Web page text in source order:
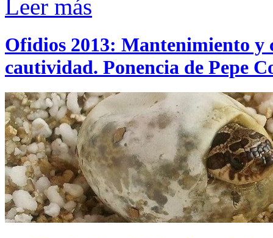
Leer más
Ofidios 2013: Mantenimiento y
cautividad. Ponencia de Pepe